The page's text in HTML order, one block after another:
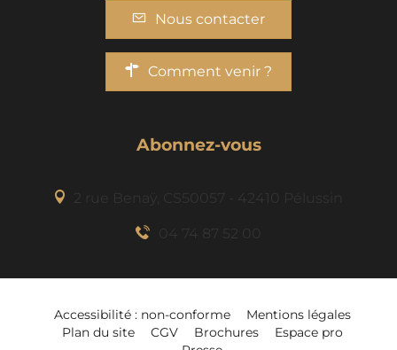
Description
Nous contacter
Comment venir ?
Abonnez-vous
Accessibilité : non-conforme
Mentions légales
Plan du site
CGV Brochures
Espace pro